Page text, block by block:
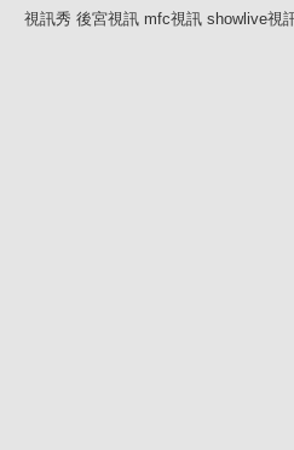
視訊秀 後宮視訊 mfc視訊 showlive視